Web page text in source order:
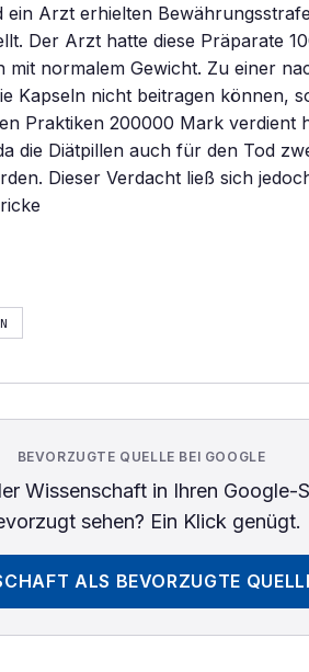
ein Arzt erhielten
Der Arzt hatte diese Präparate
mit normalem Gewicht. Zu einer
Kapseln nicht beitragen können,
Praktiken 200000 Mark verdient
die Diätpillen auch für den Tod
Dieser Verdacht ließ sich
BEVORZUGTE QUELLE BEI GOOGLE
Wissenschaftin Ihren Google-
sehen? Ein Klick genügt.
ALS BEVORZUGTE